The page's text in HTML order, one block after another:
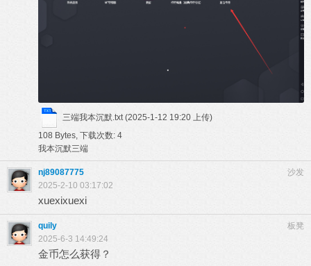
三端我本沉默.txt (2025-1-12 19:20 上传)
108 Bytes, 下载次数: 4
我本沉默三端
沙发
nj89087775
2025-2-10 03:17:02
xuexixuexi
板凳
quily
2025-6-3 14:49:24
金币怎么获得？